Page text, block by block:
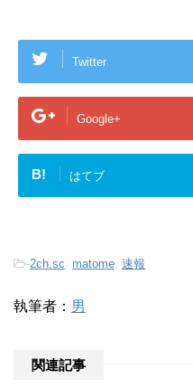
Twitter
Google+
B! はてブ
-2ch.sc, matome, 速報
執筆者： 男
関連記事